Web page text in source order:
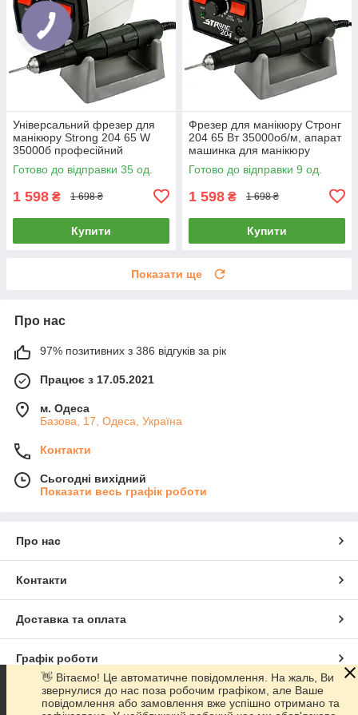
Універсальний фрезер для
манікюру Strong 204 65 W
35000б професійний
потужний апаратний манікюр
Стронг
Готово до відправки 35 од.
1 598 ₴ 1 698 ₴
Купити
Фрезер для манікюру Стронг
204 65 Вт 35000об/м, апарат
машинка для манікюру
фрезер Strong 204
Готово до відправки 9 од.
1 598 ₴ 1 698 ₴
Купити
Показати ще
Про нас
97% позитивних з 386 відгуків за рік
Працює з 17.05.2021
м. Одеса
Базова, 17, Одеса, Україна
Контакти
Сьогодні вихідний
Показати весь графік роботи
Про нас
Контакти
Доставка та оплата
Графік роботи
Повна версія сайту
👋 Вітаємо! Це автоматичне повідомлення. На жаль, Ви
звернулися до нас поза робочим графіком, але Ваше
повідомлення або замовлення вже успішно отримано та